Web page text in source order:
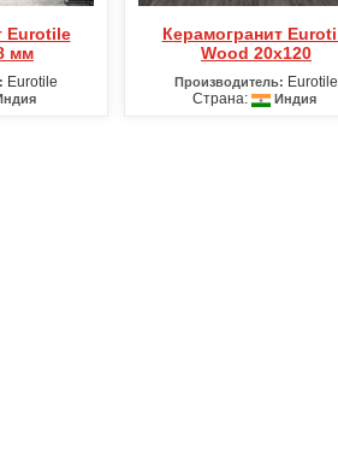
мм
Eurotile
Керамогранит Eurotile
Wood 20х120
Производитель: Eurotile
Страна:
Индия